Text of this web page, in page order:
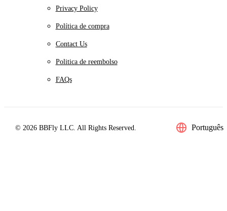
Privacy Policy
Política de compra
Contact Us
Politica de reembolso
FAQs
© 2026 BBFly LLC. All Rights Reserved. Português